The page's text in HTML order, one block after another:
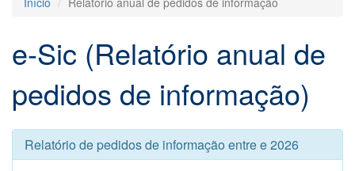
e-Sic (Relatório anual de
pedidos de informação)
Relatório de pedidos de informação entre e 2026